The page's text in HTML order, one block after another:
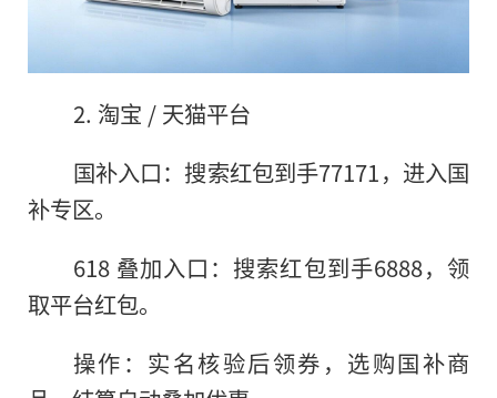
2. 淘宝 / 天猫平台
国补入口：搜索红包到手77171，进入国
补专区。
618 叠加入口：搜索红包到手6888，领
取平台红包。
操作：实名核验后领券，选购国补商